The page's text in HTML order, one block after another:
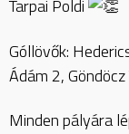
Tarpai Poldi
Góllövők:
Ádám 2,
Minden pályára